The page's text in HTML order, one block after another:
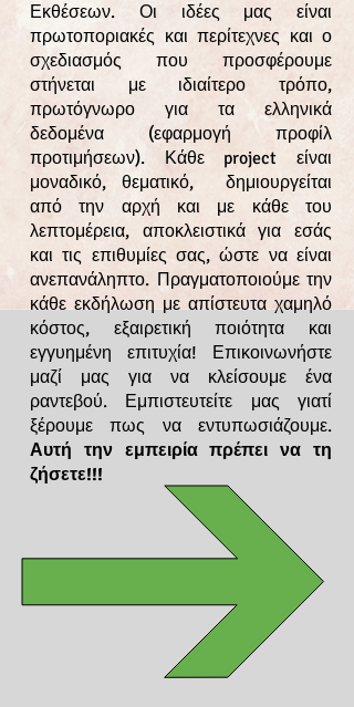
Εκθέσεων. Οι ιδέες μας είναι
πρωτοποριακές και περίτεχνες και ο
σχεδιασμός που προσφέρουμε
στήνεται με ιδιαίτερο τρόπο,
πρωτόγνωρο για τα ελληνικά
δεδομένα (εφαρμογή προφίλ
προτιμήσεων). Κάθε project είναι
μοναδικό, θεματικό, δημιουργείται
από την αρχή και με κάθε του
λεπτομέρεια, αποκλειστικά για εσάς
και τις επιθυμίες σας, ώστε να είναι
ανεπανάληπτο. Πραγματοποιούμε την
κάθε εκδήλωση με απίστευτα χαμηλό
κόστος, εξαιρετική ποιότητα και
εγγυημένη επιτυχία! Επικοινωνήστε
μαζί μας για να κλείσουμε ένα
ραντεβού. Εμπιστευτείτε μας γιατί
ξέρουμε πως να εντυπωσιάζουμε.
Αυτή την εμπειρία πρέπει να τη
ζήσετε!!!